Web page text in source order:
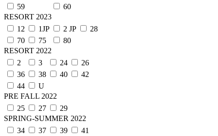
59
60
RESORT 2023
12
1JP 2 JP
28
70
75
80
RESORT 2022
2
3 24
26
36
38 40
42
44
U
PRE FALL 2022
25
27
29
SPRING-SUMMER 2022
34
37 39
41